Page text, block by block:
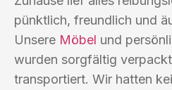
pünktlich, freundlich und
Unsere Möbel und
wurden sorgfältig
transportiert. Wir hatten